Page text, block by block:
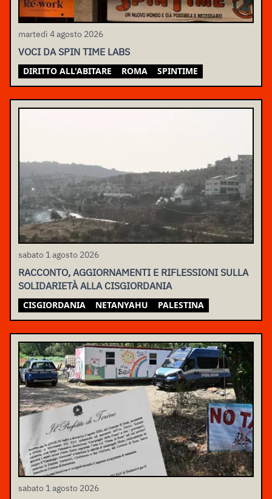
martedì 4 agosto 2026
VOCI DA SPIN TIME LABS
DIRITTO ALL'ABITARE ROMA SPINTIME
sabato 1 agosto 2026
RACCONTO, AGGIORNAMENTI E RIFLESSIONI SULLA
SOLIDARIETÀ ALLA CISGIORDANIA
CISGIORDANIA NETANYAHU PALESTINA
sabato 1 agosto 2026